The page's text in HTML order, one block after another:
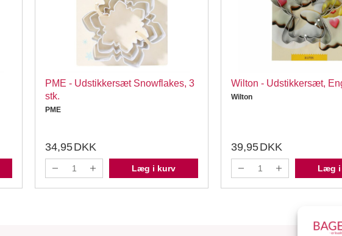
PME - Udstikkersæt Snowflakes, 3
stk.
PME
34,95DKK
Læg i kurv
Wilton - Udstikkersæt,
Wilton
39,95DKK
Læg i